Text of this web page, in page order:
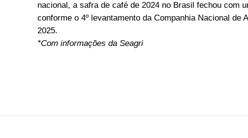
nacional, a safra de café de 2024 no Brasil fechou com
conforme o 4º levantamento da Companhia Nacional de
2025.
*Com informações da Seagri